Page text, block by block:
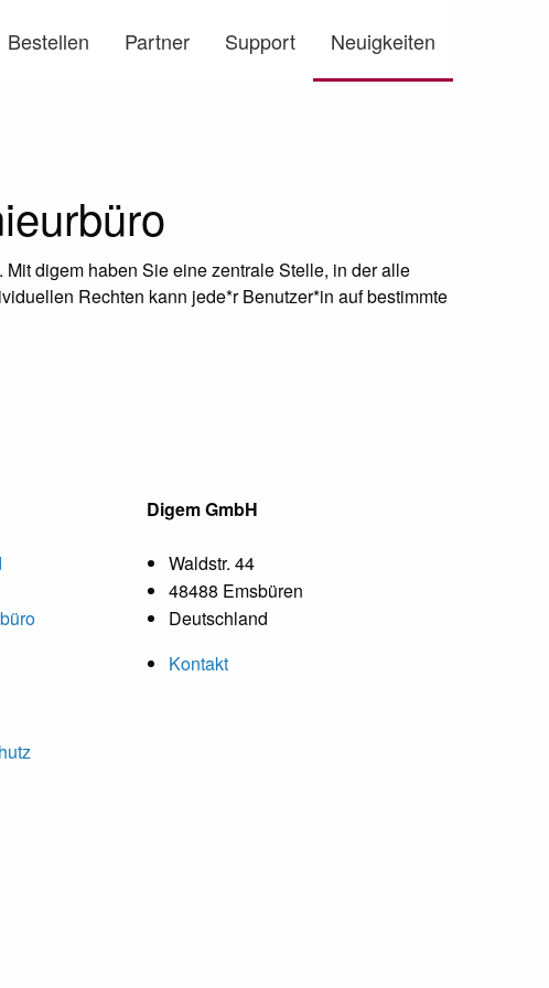
Bestellen Partner Support Neuigkeiten
digem haben Sie eine zentrale Stelle, in der alle
Rechten kann jede*r Benutzer*in auf bestimmte
Digem GmbH
Waldstr. 44
48488 Emsbüren
Deutschland
Kontakt